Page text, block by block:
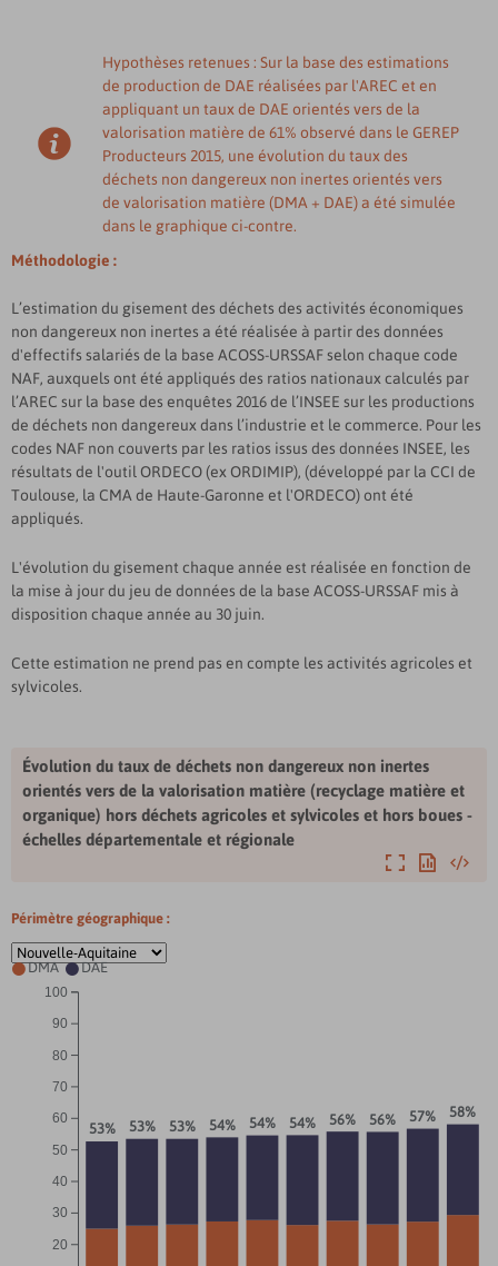
Hypothèses retenues : Sur la base des estimations
de production de DAE réalisées par l'AREC et en
appliquant un taux de DAE orientés vers de la
valorisation matière de 61% observé dans le GEREP
Producteurs 2015, une évolution du taux des
déchets non dangereux non inertes orientés vers
de valorisation matière (DMA + DAE) a été simulée
dans le graphique ci-contre.
Méthodologie :
L’estimation du gisement des déchets des activités économiques
non dangereux non inertes a été réalisée à partir des données
d'effectifs salariés de la base ACOSS-URSSAF selon chaque code
NAF, auxquels ont été appliqués des ratios nationaux calculés par
l’AREC sur la base des enquêtes 2016 de l’INSEE sur les productions
de déchets non dangereux dans l’industrie et le commerce. Pour les
codes NAF non couverts par les ratios issus des données INSEE, les
résultats de l'outil ORDECO (ex ORDIMIP), (développé par la CCI de
Toulouse, la CMA de Haute-Garonne et l'ORDECO) ont été
appliqués.
L'évolution du gisement chaque année est réalisée en fonction de
la mise à jour du jeu de données de la base ACOSS-URSSAF mis à
disposition chaque année au 30 juin.
Cette estimation ne prend pas en compte les activités agricoles et
sylvicoles.
Évolution du taux de déchets non dangereux non inertes
orientés vers de la valorisation matière (recyclage matière et
organique) hors déchets agricoles et sylvicoles et hors boues -
échelles départementale et régionale
AgrandirExporter
Périmètre géographique :
DMA DAE
20
30
40
50
60
70
80
90
100
54% 56% 57%
54%
58%
53%
53% 53% 56%
54%